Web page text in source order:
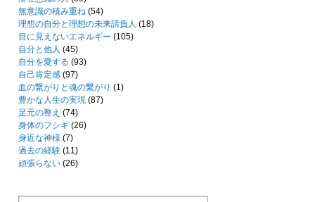
無意識の積み重ね (54)
理想の自分と理想の未来請負人 (18)
目に見えないエネルギー (105)
自分と他人 (45)
自分を愛する (93)
自己肯定感 (97)
血の繋がりと魂の繋がり (1)
豊かな人生の実現 (87)
足元の整え (74)
身体のフシギ (26)
身近な神様 (7)
過去の経験 (11)
頑張らない (26)